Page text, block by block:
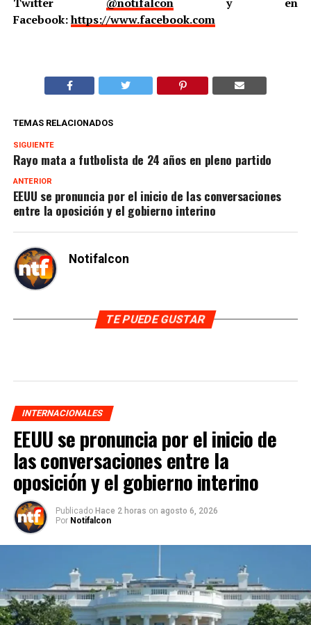
Facebook:https://www.facebook.com
TEMAS RELACIONADOS
SIGUIENTE
Rayo mata a futbolista de 24 años en pleno partido
ANTERIOR
EEUU se pronuncia por el inicio de las conversaciones
entre la oposición y el gobierno interino
Notifalcon
TE PUEDE GUSTAR
INTERNACIONALES
EEUU se pronuncia por el inicio de
las conversaciones entre la
oposición y el gobierno interino
Publicado Hace 2 horas on agosto 6, 2026
Por Notifalcon